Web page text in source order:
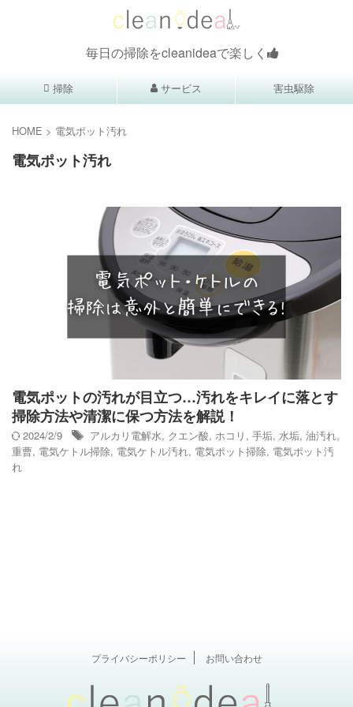
毎日の掃除をcleanideaで楽しく
掃除 サービス 害虫駆除
HOME > 電気ポット汚れ
電気ポット汚れ
電気ポットの汚れが目立つ…汚れをキレイに落とす
掃除方法や清潔に保つ方法を解説！
2024/2/9 アルカリ電解水, クエン酸, ホコリ , 手垢, 水垢, 油汚れ,
重曹, 電気ケトル掃除, 電気ケトル汚れ, 電気ポット掃除, 電気ポット汚
れ
プライバシーポリシー お問い合わせ